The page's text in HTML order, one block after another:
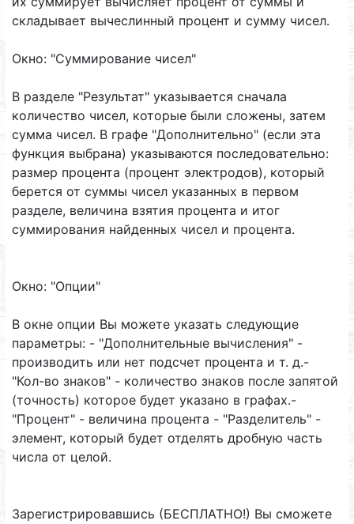
складывает вычеслинный процент и сумму чисел.
Окно: "Суммирование чисел"
В разделе "Результат" указывается сначала
количество чисел, которые были сложены, затем
сумма чисел. В графе "Дополнительно" (если эта
функция выбрана) указываются последовательно:
размер процента (процент электродов), который
берется от суммы чисел указанных в первом
разделе, величина взятия процента и итог
суммирования найденных чисел и процента.
Окно: "Опции"
В окне опции Вы можете указать следующие
параметры: - "Дополнительные вычисления" -
производить или нет подсчет процента и т. д.-
"Кол-во знаков" - количество знаков после запятой
(точность) которое будет указано в графах.-
"Процент" - величина процента - "Разделитель" -
элемент, который будет отделять дробную часть
числа от целой.
Зарегистрировавшись (БЕСПЛАТНО!) Вы сможете